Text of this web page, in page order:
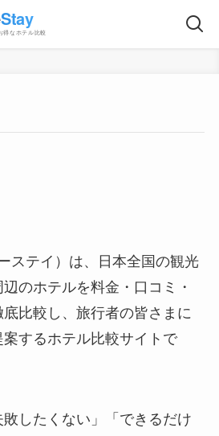
ステイ）は、日本全国の観光
のホテルを料金・口コミ・
比較し、旅行者の皆さまに
するホテル比較サイトで
敗したくない」「できるだけ